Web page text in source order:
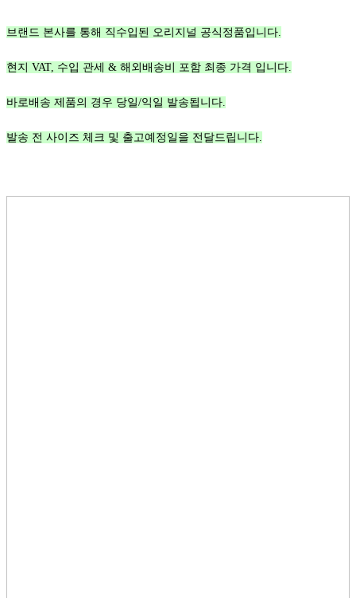
브랜드 본사를 통해 직수입된 오리지널 공식정품입니다.
현지 VAT, 수입 관세 & 해외배송비 포함 최종 가격 입니다.
바로배송 제품의 경우 당일/익일 발송됩니다.
발송 전 사이즈 체크 및 출고예정일을 전달드립니다.